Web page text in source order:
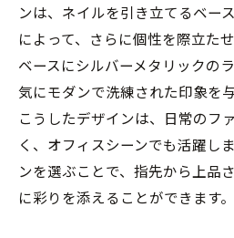
ンは、ネイルを引き立てるベー
によって、さらに個性を際立た
ベースにシルバーメタリックの
気にモダンで洗練された印象を
こうしたデザインは、日常のフ
く、オフィスシーンでも活躍し
ンを選ぶことで、指先から上品
に彩りを添えることができます。